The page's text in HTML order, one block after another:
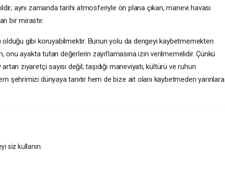
aynı zamanda tarihi atmosferiyle ön plana çıkan, manevi havası
bir mirastır.
olduğu gibi koruyabilmektir. Bunun yolu da dengeyi kaybetmemekten
onu ayakta tutan değerlerin zayıflamasına izin verilmemelidir. Çünkü
ziyaretçi sayısı değil; taşıdığı maneviyatı, kültürü ve ruhun
şehrimizi dünyaya tanıtır hem de bize ait olanı kaybetmeden yarınlara
siz kullanın.